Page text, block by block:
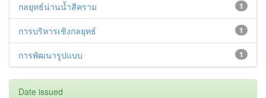
1
กลยุทธ์น่านน้ำสีคราม
1
การบริหารเชิงกลยุทธ์
1
การพัฒนารูปแบบ
Date issued